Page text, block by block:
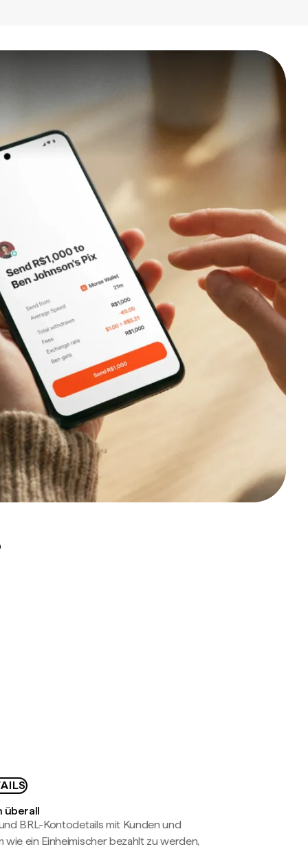
überall
und BRL-Kontodetails mit Kunden und
wie ein Einheimischer bezahlt zu werden,